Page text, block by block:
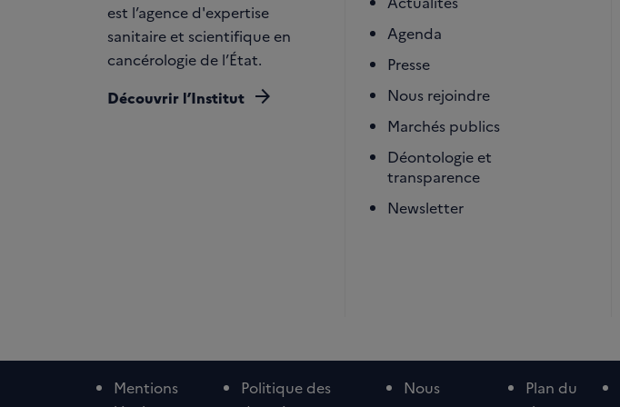
est l’agence d'expertise
sanitaire et scientifique en
cancérologie de l’État.
Découvrir l’Institut arrow_forward
Agenda
Presse
Nous rejoindre
Marchés publics
Déontologie et
transparence
Newsletter
Mentions
Politique des
Nous
Plan du